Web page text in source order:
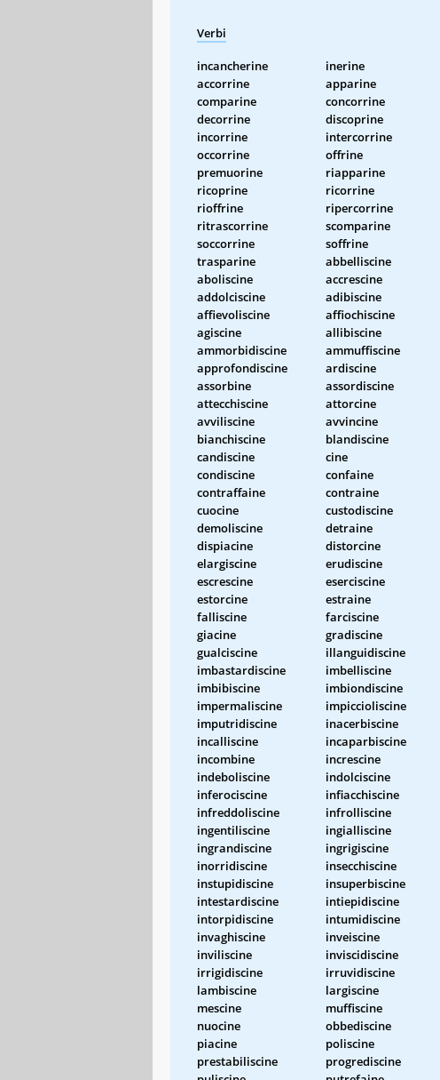
Verbi
incancherine inerine
accorrine
apparine
comparine
concorrine
decorrine
discoprine
incorrine
intercorrine
occorrine
offrine
premuorine
riapparine
ricoprine
ricorrine
rioffrine
ripercorrine
ritrascorrine
scomparine
soccorrine
soffrine
trasparine
abbelliscine
aboliscine
accrescine
addolciscine
adibiscine
affievoliscine
affiochiscine
agiscine
allibiscine
ammorbidiscine
ammuffiscine
approfondiscine
ardiscine
assorbine
assordiscine
attecchiscine
attorcine
avviliscine
avvincine
bianchiscine
blandiscine
candiscine
cine
condiscine
confaine
contraffaine
contraine
cuocine
custodiscine
demoliscine
detraine
dispiacine
distorcine
elargiscine
erudiscine
escrescine
eserciscine
estorcine
estraine
falliscine
farciscine
giacine
gradiscine
gualciscine
illanguidiscine
imbastardiscine
imbelliscine
imbibiscine
imbiondiscine
impermaliscine
impiccioliscine
imputridiscine
inacerbiscine
incalliscine
incaparbiscine
incombine
increscine
indeboliscine
indolciscine
inferociscine
infiacchiscine
infreddoliscine
infrolliscine
ingentiliscine
ingialliscine
ingrandiscine
ingrigiscine
inorridiscine
insecchiscine
instupidiscine
insuperbiscine
intestardiscine
intiepidiscine
intorpidiscine
intumidiscine
invaghiscine
inveiscine
inviliscine
inviscidiscine
irrigidiscine
irruvidiscine
lambiscine
largiscine
mescine
muffiscine
nuocine
obbediscine
piacine
poliscine
prestabiliscine
progrediscine